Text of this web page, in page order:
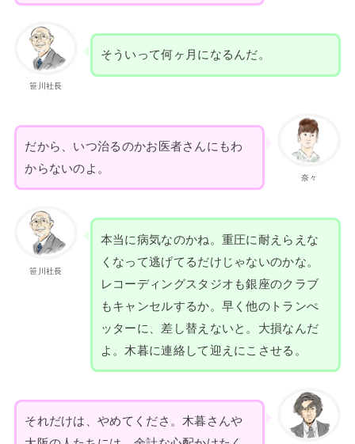
笹川社長
そういって何ヶ月になるんだ。
奈々
だから、いつ治るのかお医者さんにもわ
からないのよ。
笹川社長
本当に病気なのかね。重圧に耐えらえな
くなって逃げてるだけじゃないのかな。
レコーディングスタジオも銀座のクラブ
もキャンセルするか。早く他のトランぺ
ッターに、差し替えないと。大損なんだ
よ。木暮に連絡して迎えにこさせる。
それだけは、やめてくださ。木暮さんや